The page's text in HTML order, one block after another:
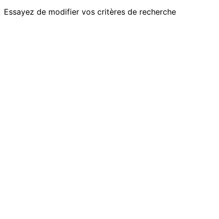
Essayez de modifier vos critères de recherche